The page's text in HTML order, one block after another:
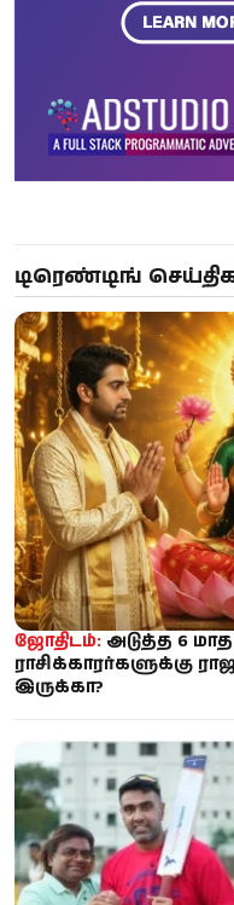
டிரெண்டிங்
ஜோதிடம்: அடுத்த 6
ராசிக்காரர்களுக்கு
இருக்கா?